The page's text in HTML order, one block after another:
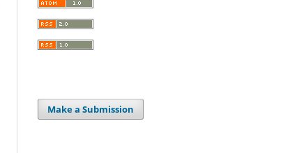
Make a Submission